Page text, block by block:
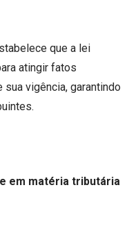
que a lei
atingir fatos
vigência, garantindo
em matéria tributária